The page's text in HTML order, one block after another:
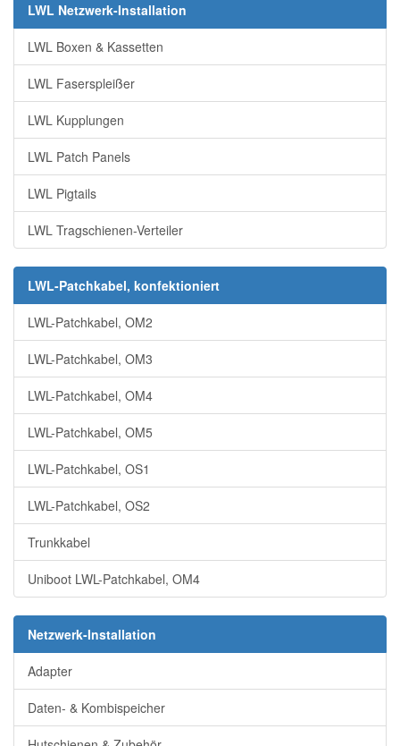
LWL Netzwerk-Installation
LWL Boxen & Kassetten
LWL Faserspleißer
LWL Kupplungen
LWL Patch Panels
LWL Pigtails
LWL Tragschienen-Verteiler
LWL-Patchkabel, konfektioniert
LWL-Patchkabel, OM2
LWL-Patchkabel, OM3
LWL-Patchkabel, OM4
LWL-Patchkabel, OM5
LWL-Patchkabel, OS1
LWL-Patchkabel, OS2
Trunkkabel
Uniboot LWL-Patchkabel, OM4
Netzwerk-Installation
Adapter
Daten- & Kombispeicher